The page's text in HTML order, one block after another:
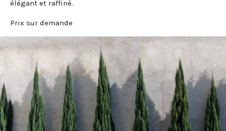
élégant et raffiné.
Prix sur demande